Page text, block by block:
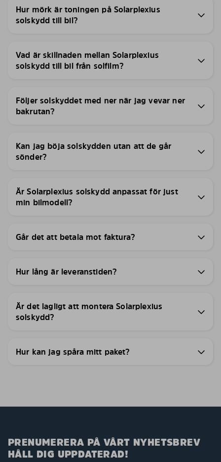
Hur mörk är toningen på Solarplexius
solskydd till bil?
Vad är skillnaden mellan Solarplexius
solskydd till bil från solfilm?
Följer solskyddet med ner när jag vevar ner
bakrutan?
Kan jag böja solskydden utan att de går
sönder?
Är Solarplexius solskydd anpassat för just
min bilmodell?
Går det att betala mot faktura?
Hur lång är leveranstiden?
Är det lagligt att montera Solarplexius
solskydd?
Hur kan jag spåra mitt paket?
PRENUMERERA PÅ VÅRT NYHETSBREV
HÅLL DIG UPPDATERAD!